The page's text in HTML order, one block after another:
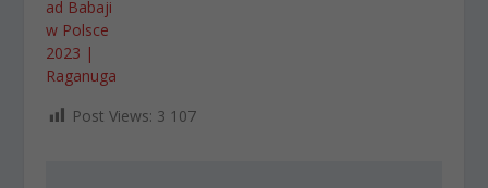
ad Babaji
w Polsce
2023 |
Raganuga
Post Views: 3 107